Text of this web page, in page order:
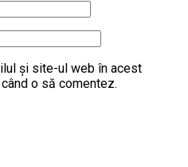
și site-ul web în acest
o să comentez.